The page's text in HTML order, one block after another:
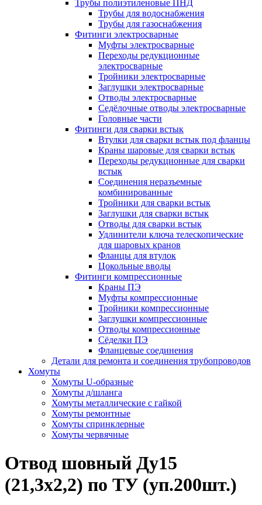
Трубы полиэтиленовые ПНД
Трубы для водоснабжения
Трубы для газоснабжения
Фитинги электросварные
Муфты электросварные
Переходы редукционные
электросварные
Тройники электросварные
Заглушки электросварные
Отводы электросварные
Седёлочные отводы электросварные
Головные части
Фитинги для сварки встык
Втулки для сварки встык под фланцы
Краны шаровые для сварки встык
Переходы редукционные для сварки
встык
Соединения неразъемные
комбинированные
Тройники для сварки встык
Заглушки для сварки встык
Отводы для сварки встык
Удлинители ключа телескопические
для шаровых кранов
Фланцы для втулок
Цокольные вводы
Фитинги компрессионные
Краны ПЭ
Муфты компрессионные
Тройники компрессионные
Заглушки компрессионные
Отводы компрессионные
Сёделки ПЭ
Фланцевые соединения
Детали для ремонта и соединения трубопроводов
Хомуты
Хомуты U-образные
Хомуты д/шланга
Хомуты металлические с гайкой
Хомуты ремонтные
Хомуты спринклерные
Хомуты червячные
Отвод шовный Ду15
(21,3х2,2) по ТУ (уп.200шт.)